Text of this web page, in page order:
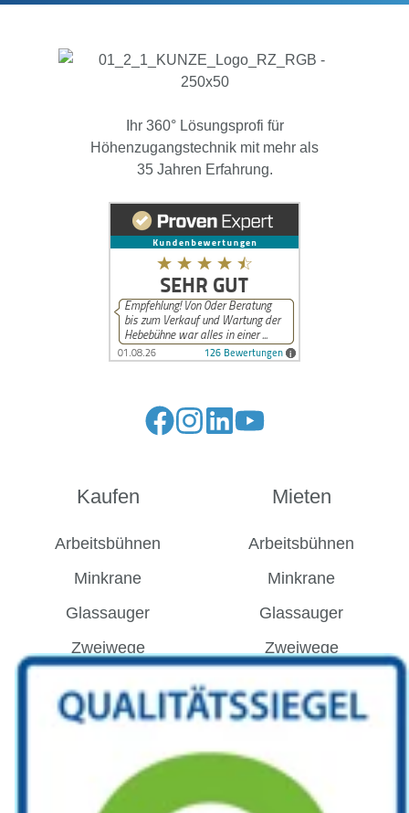
Ihr 360° Lösungsprofi für
Höhenzugangstechnik mit mehr als
35 Jahren Erfahrung.
Kaufen
Arbeitsbühnen
Minkrane
Glassauger
Zweiwege
Mieten
Arbeitsbühnen
Minkrane
Glassauger
Zweiwege
Kontakt